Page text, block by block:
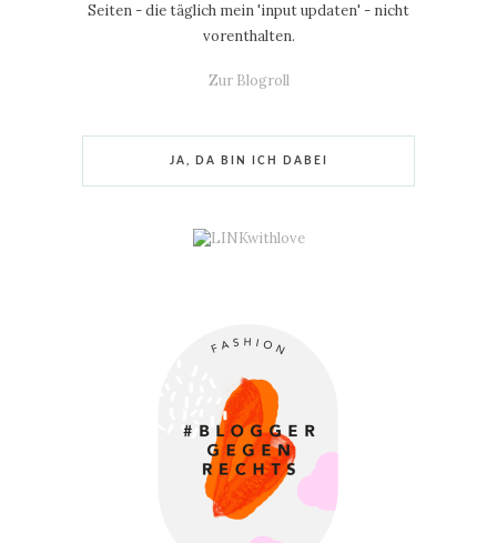
Seiten - die täglich mein 'input updaten' - nicht
vorenthalten.
Zur Blogroll
JA, DA BIN ICH DABEI